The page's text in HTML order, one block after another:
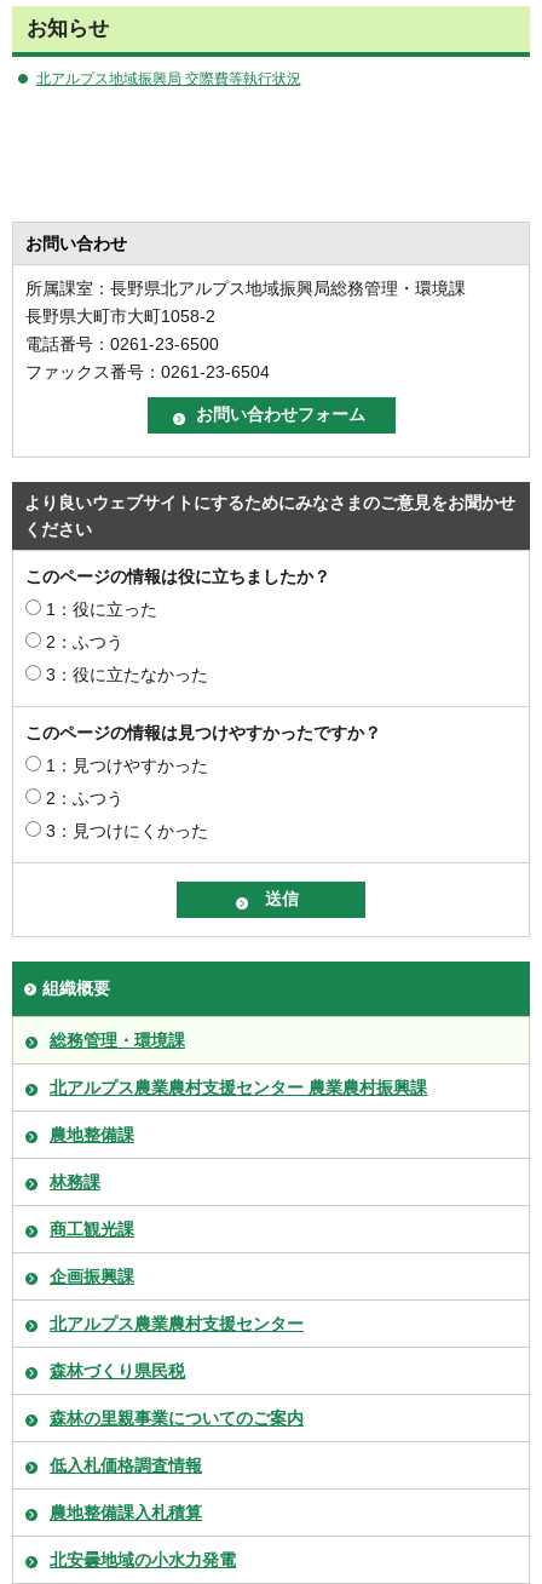
お知らせ
北アルプス地域振興局 交際費等執行状況
お問い合わせ
所属課室：長野県北アルプス地域振興局総務管理・環境課
長野県大町市大町1058-2
電話番号：0261-23-6500
ファックス番号：0261-23-6504
より良いウェブサイトにするためにみなさまのご意見をお聞かせ
ください
このページの情報は役に立ちましたか？
1：役に立った
2：ふつう
3：役に立たなかった
このページの情報は見つけやすかったですか？
1：見つけやすかった
2：ふつう
3：見つけにくかった
組織概要
総務管理・環境課
北アルプス農業農村支援センター 農業農村振興課
農地整備課
林務課
商工観光課
企画振興課
北アルプス農業農村支援センター
森林づくり県民税
森林の里親事業についてのご案内
低入札価格調査情報
農地整備課入札積算
北安曇地域の小水力発電